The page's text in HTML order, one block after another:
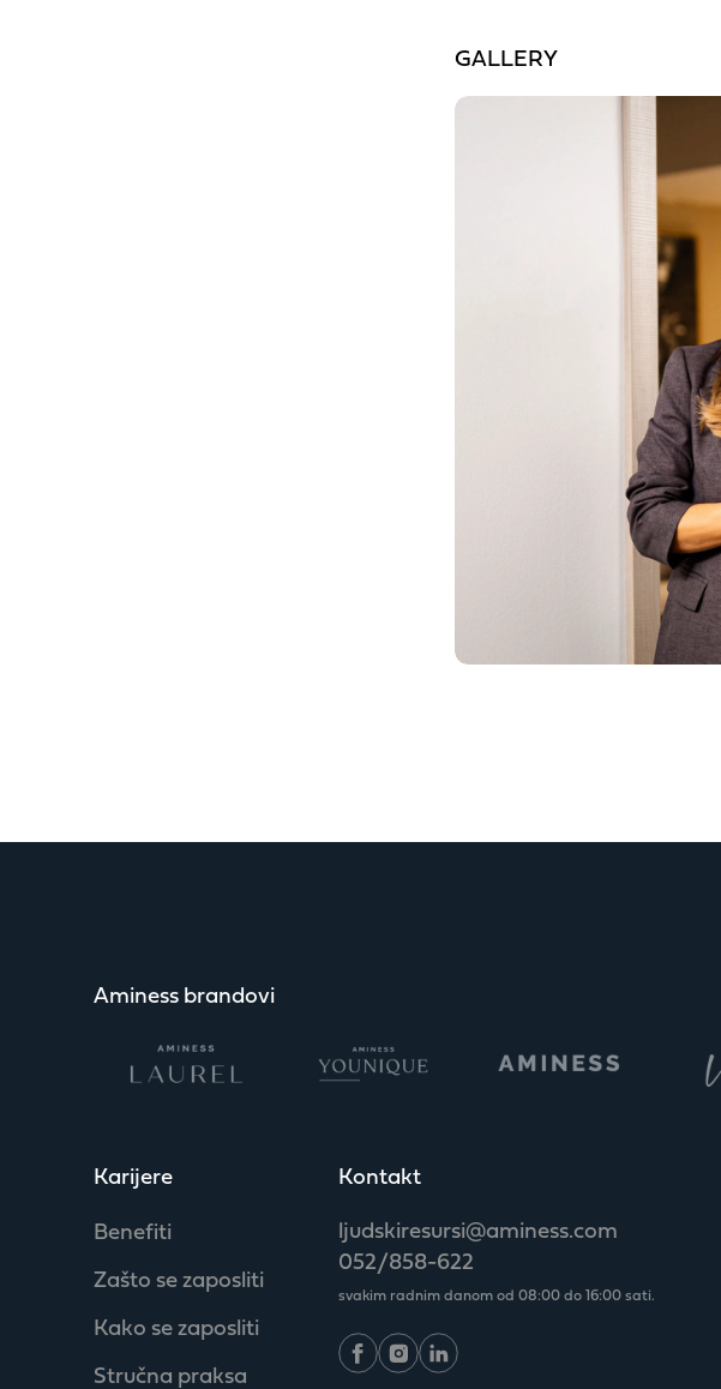
GALLERY
Aminess brandovi
Karijere
Benefiti
Zašto se zaposliti
Kako se zaposliti
Stručna praksa
Kontakt
ljudskiresursi@aminess.com
052/858-622
svakim radnim danom od 08:00 do 16:00 sati.